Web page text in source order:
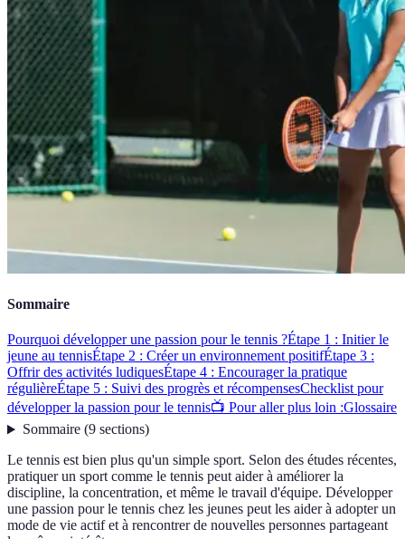
Sommaire
Pourquoi développer une passion pour le tennis ?Étape 1 : Initier le
jeune au tennisÉtape 2 : Créer un environnement positifÉtape 3 :
Offrir des activités ludiquesÉtape 4 : Encourager la pratique
régulièreÉtape 5 : Suivi des progrès et récompensesChecklist pour
développer la passion pour le tennis📺 Pour aller plus loin :Glossaire
Sommaire(9 sections)
Le tennis est bien plus qu'un simple sport. Selon des études récentes,
pratiquer un sport comme le tennis peut aider à améliorer la
discipline, la concentration, et même le travail d'équipe. Développer
une passion pour le tennis chez les jeunes peut les aider à adopter un
mode de vie actif et à rencontrer de nouvelles personnes partageant